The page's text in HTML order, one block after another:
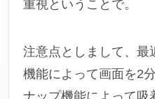
重視ということで。
注意点としまして、最
機能によって画面を2